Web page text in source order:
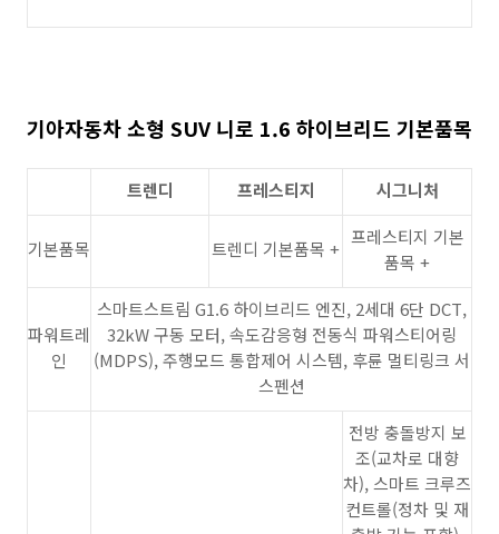
기아자동차 소형 SUV 니로 1.6 하이브리드 기본품목
트렌디 프레스티지 시그니처
기본품목 트렌디 기본품목 +
프레스티지 기본
품목 +
파워트레
인
스마트스트림 G1.6 하이브리드 엔진, 2세대 6단 DCT,
32kW 구동 모터, 속도감응형 전동식 파워스티어링
(MDPS), 주행모드 통합제어 시스템, 후륜 멀티링크 서
스펜션
전방 충돌방지 보
조(교차로 대향
차), 스마트 크루즈
컨트롤(정차 및 재